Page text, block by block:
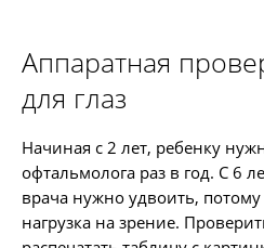
Аппаратная
для глаз
Начиная с 2 лет, ребенку
офтальмолога раз в год. С 6
врача нужно удвоить, потому
нагрузка на зрение.